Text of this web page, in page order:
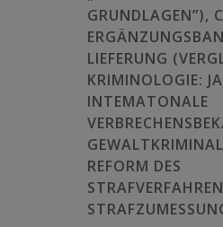
GRUNDLAGEN”),
LIEFERUNG
KRIMINOLOGIE:
INTEMATONALE
REFORM DES